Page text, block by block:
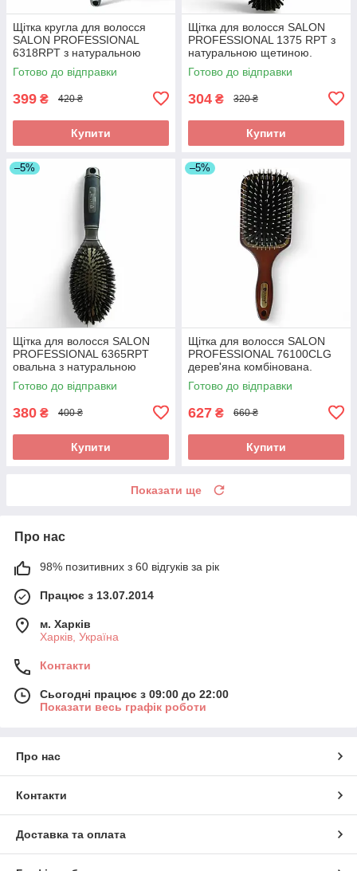
Щітка кругла для волосся
SALON PROFESSIONAL
6318RPT з натуральною
щетиною та нейлоном.
Брашинг для стайлінгу.
Готово до відправки
399 ₴ 420 ₴
Купити
Щітка для волосся SALON
PROFESSIONAL 1375 RPT з
натуральною щетиною.
Прямокутна щітка для блиску
та об'єму.
Готово до відправки
304 ₴ 320 ₴
Купити
–5%
Щітка для волосся SALON
PROFESSIONAL 6365RPT
овальна з натуральною
щетиною. Масажний
гребінець для блиску та
Готово до відправки
380 ₴ 400 ₴
Купити
–5%
Щітка для волосся SALON
PROFESSIONAL 76100CLG
дерев'яна комбінована.
Масажний гребінець з
натуральною щетиною та
Готово до відправки
627 ₴ 660 ₴
Купити
Показати ще
Про нас
98% позитивних з 60 відгуків за рік
Працює з 13.07.2014
м. Харків
Харків, Україна
Контакти
Сьогодні працює з 09:00 до 22:00
Показати весь графік роботи
Про нас
Контакти
Доставка та оплата